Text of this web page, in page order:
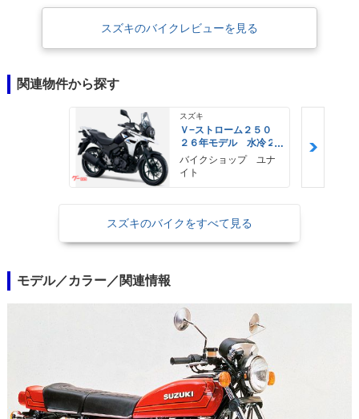
スズキのバイクレビューを見る
関連物件から探す
スズキ
Ｖ−ストローム２５０
２６年モデル 水冷２
気筒エンジン ＬＥＤ
ヘッドライト標準装備
バイクショップ ユナ
イト
スズキのバイクをすべて見る
モデル／カラー／関連情報